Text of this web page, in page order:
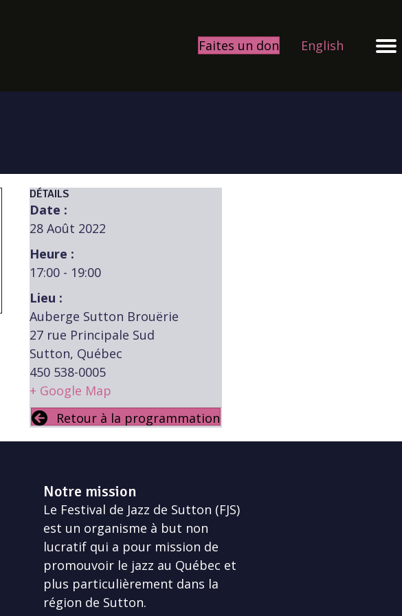
Faites un don English
DÉTAILS
Date :
28 Août 2022
Heure :
17:00 - 19:00
Lieu :
Auberge Sutton Brouërie
27 rue Principale Sud
Sutton, Québec
450 538-0005
+ Google Map
Retour à la programmation
Notre mission
Le Festival de Jazz de Sutton (FJS)
est un organisme à but non
lucratif qui a pour mission de
promouvoir le jazz au Québec et
plus particulièrement dans la
région de Sutton.